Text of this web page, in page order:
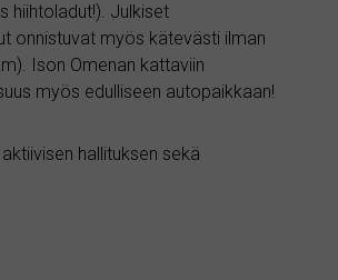
hiihtoladut!). Julkiset
onnistuvat myös kätevästi ilman
Ison Omenan kattaviin
myös edulliseen autopaikkaan!
hallituksen sekä